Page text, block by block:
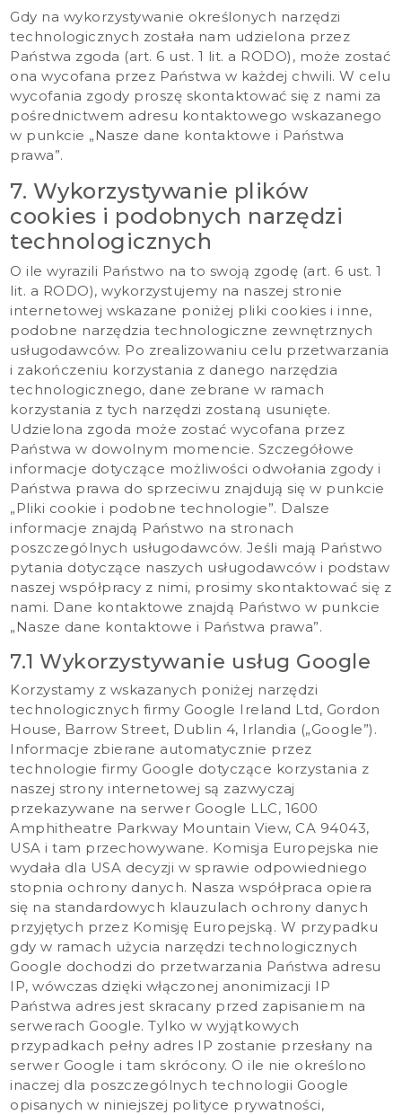
Gdy na wykorzystywanie określonych narzędzi
technologicznych została nam udzielona przez
Państwa zgoda (art. 6 ust. 1 lit. a RODO), może zostać
ona wycofana przez Państwa w każdej chwili. W celu
wycofania zgody proszę skontaktować się z nami za
pośrednictwem adresu kontaktowego wskazanego
w punkcie „Nasze dane kontaktowe i Państwa
prawa”.
7. Wykorzystywanie plików
cookies i podobnych narzędzi
technologicznych
O ile wyrazili Państwo na to swoją zgodę (art. 6 ust. 1
lit. a RODO), wykorzystujemy na naszej stronie
internetowej wskazane poniżej pliki cookies i inne,
podobne narzędzia technologiczne zewnętrznych
usługodawców. Po zrealizowaniu celu przetwarzania
i zakończeniu korzystania z danego narzędzia
technologicznego, dane zebrane w ramach
korzystania z tych narzędzi zostaną usunięte.
Udzielona zgoda może zostać wycofana przez
Państwa w dowolnym momencie. Szczegółowe
informacje dotyczące możliwości odwołania zgody i
Państwa prawa do sprzeciwu znajdują się w punkcie
„Pliki cookie i podobne technologie”. Dalsze
informacje znajdą Państwo na stronach
poszczególnych usługodawców. Jeśli mają Państwo
pytania dotyczące naszych usługodawców i podstaw
naszej współpracy z nimi, prosimy skontaktować się z
nami. Dane kontaktowe znajdą Państwo w punkcie
„Nasze dane kontaktowe i Państwa prawa”.
7.1 Wykorzystywanie usług Google
Korzystamy z wskazanych poniżej narzędzi
technologicznych firmy Google Ireland Ltd, Gordon
House, Barrow Street, Dublin 4, Irlandia („Google”).
Informacje zbierane automatycznie przez
technologie firmy Google dotyczące korzystania z
naszej strony internetowej są zazwyczaj
przekazywane na serwer Google LLC, 1600
Amphitheatre Parkway Mountain View, CA 94043,
USA i tam przechowywane. Komisja Europejska nie
wydała dla USA decyzji w sprawie odpowiedniego
stopnia ochrony danych. Nasza współpraca opiera
się na standardowych klauzulach ochrony danych
przyjętych przez Komisję Europejską. W przypadku
gdy w ramach użycia narzędzi technologicznych
Google dochodzi do przetwarzania Państwa adresu
IP, wówczas dzięki włączonej anonimizacji IP
Państwa adres jest skracany przed zapisaniem na
serwerach Google. Tylko w wyjątkowych
przypadkach pełny adres IP zostanie przesłany na
serwer Google i tam skrócony. O ile nie określono
inaczej dla poszczególnych technologii Google
opisanych w niniejszej polityce prywatności,